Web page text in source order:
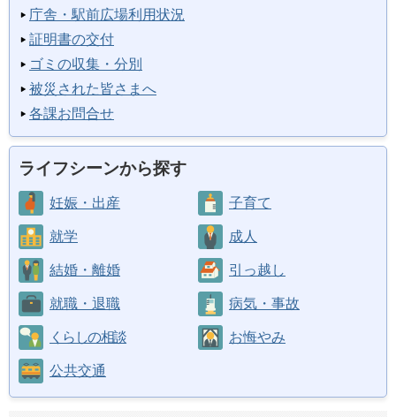
庁舎・駅前広場利用状況
証明書の交付
ゴミの収集・分別
被災された皆さまへ
各課お問合せ
ライフシーンから探す
妊娠・出産 子育て
就学 成人
結婚・離婚 引っ越し
就職・退職 病気・事故
くらしの相談 お悔やみ
公共交通